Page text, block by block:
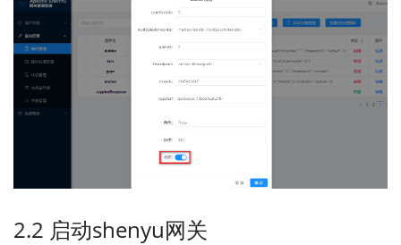
2.2 启动shenyu网关